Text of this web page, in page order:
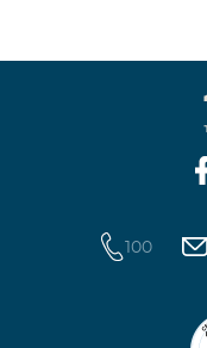
100